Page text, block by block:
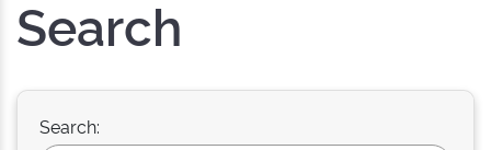
Search
Search: